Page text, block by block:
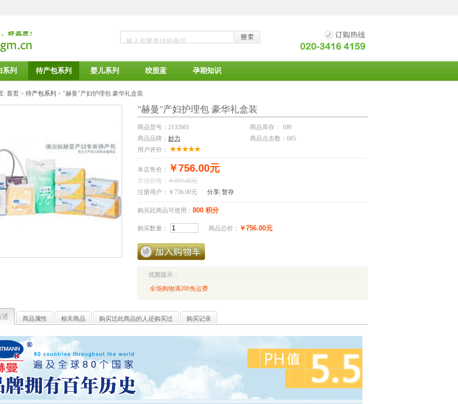
系列 待产包系列 婴儿系列 绞股蓝 孕期知识
: 首页 > 待产包系列 > "赫曼"产妇护理包 豪华礼盒装
"赫曼"产妇护理包 豪华礼盒装
商品货号：2132601
商品库存： 100
商品品牌： 妙力
商品点击数：685
用户评价：
本店售价： ￥756.00元
市场价格： ￥869.40元
注册用户： ￥756.00元 分享 暂存
购买此商品可使用： 800 积分
购买数量： 商品总价： ￥756.00元
优惠提示：
.全场购物满200免运费
商品属性 相关商品 购买过此商品的人还购买过 购买记录